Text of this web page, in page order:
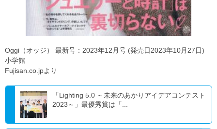
Oggi（オッジ） 最新号：2023年12月号 (発売日2023年10月27日)
小学館
Fujisan.co.jpより
「Lighting 5.0 ～未来のあかりアイデアコンテスト
2023～」最優秀賞は「...